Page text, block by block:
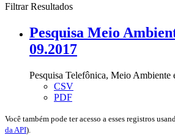
Filtrar Resultados
Pesquisa Meio
09.2017
Pesquisa Telefônica, Meio
CSV
PDF
Você também pode ter acesso a esses registros
da API).